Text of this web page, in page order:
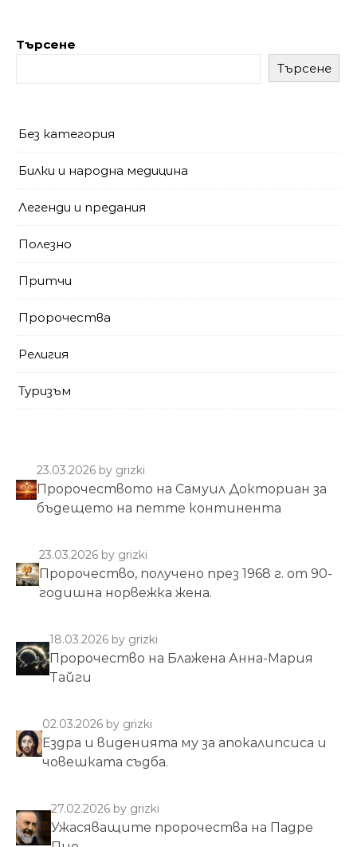
Търсене
Търсене
Без категория
Билки и народна медицина
Легенди и предания
Полезно
Притчи
Пророчества
Религия
Туризъм
23.03.2026 by grizki
Пророчеството на Самуил Докториан за
бъдещето на петте континента
23.03.2026 by grizki
Пророчество, получено през 1968 г. от 90-
годишна норвежка жена.
18.03.2026 by grizki
Пророчество на Блажена Анна-Мария
Тайги
02.03.2026 by grizki
Ездра и виденията му за апокалипсиса и
човешката съдба.
27.02.2026 by grizki
Ужасяващите пророчества на Падре